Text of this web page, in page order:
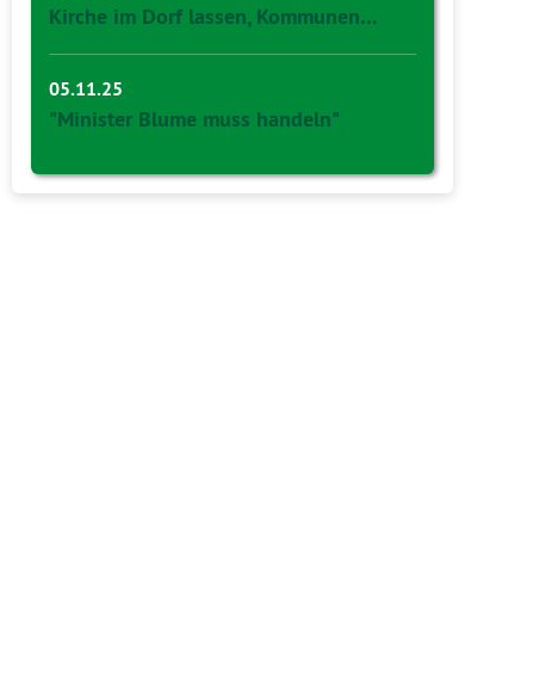
Kirche im Dorf lassen, Kommunen…
05.11.25
"Minister Blume muss handeln"